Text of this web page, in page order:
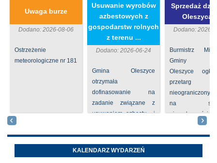
Uwaga burze
Dodano: 2026-08-06
Ostrzeżenie
meteorologiczne nr 181
​Usuwanie wyrobów
azbestowych z
gospodarstw rolnych
z terenu ...
Dodano: 2026-06-24
Gmina Oleszyce
otrzymała
dofinasowanie na
zadanie związane z
usuwaniem azbestu i
azbest w ramach
programu
priorytetowego
Sprzedaż
Dodano: 2026-
Burmistrz
Gminy
Oleszyce
przetarg
nieograniczony
na
nieruchomości nr
Oleszycach
Orzeszkowej.
informacji ...
KALENDARZ WYDARZEŃ